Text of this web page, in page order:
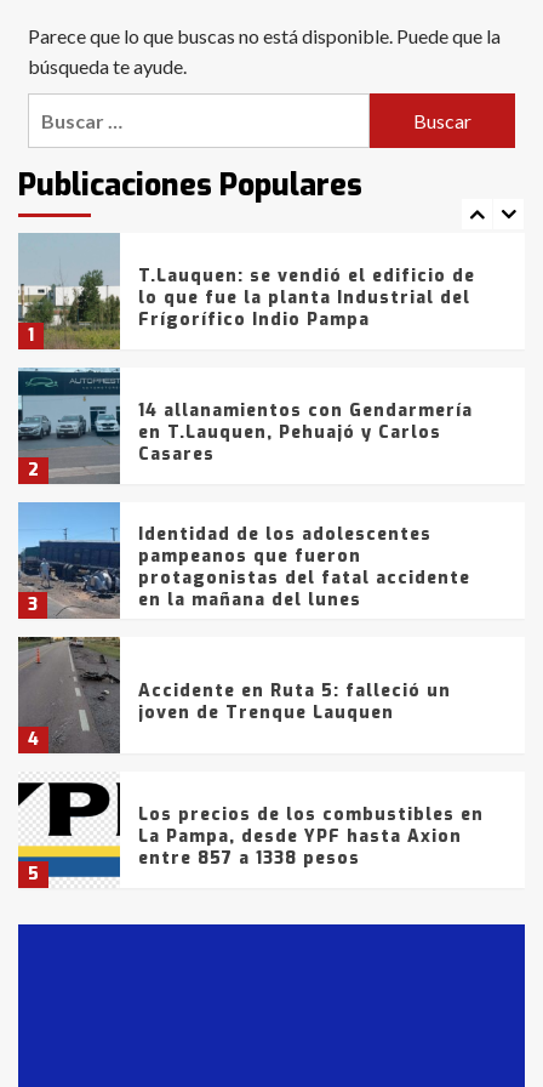
Parece que lo que buscas no está disponible. Puede que la
búsqueda te ayude.
Publicaciones Populares
6
con lluvias y heladas, en gran parte
de la provincia
intentaron evadir a la Policía
fueron detenidos por
comercialización de drogas en la
tarde del sábado
1
T.Lauquen: se vendió el edificio de
lo que fue la planta Industrial del
Frígorífico Indio Pampa
2
14 allanamientos con Gendarmería
en T.Lauquen, Pehuajó y Carlos
Casares
3
Identidad de los adolescentes
pampeanos que fueron
protagonistas del fatal accidente
en la mañana del lunes
4
Accidente en Ruta 5: falleció un
joven de Trenque Lauquen
5
Los precios de los combustibles en
La Pampa, desde YPF hasta Axion
entre 857 a 1338 pesos